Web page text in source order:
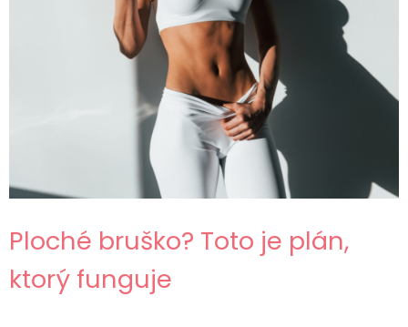
Ploché bruško? Toto je plán,
ktorý funguje